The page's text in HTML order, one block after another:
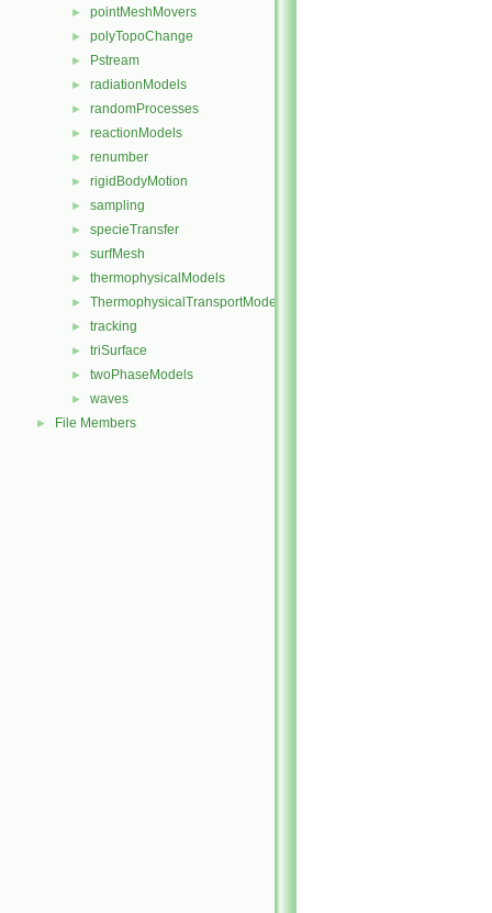
► pointMeshMovers
► polyTopoChange
► Pstream
► radiationModels
► randomProcesses
► reactionModels
► renumber
► rigidBodyMotion
► sampling
► specieTransfer
► surfMesh
► thermophysicalModels
► ThermophysicalTransportModels
► tracking
► triSurface
► twoPhaseModels
► waves
► File Members